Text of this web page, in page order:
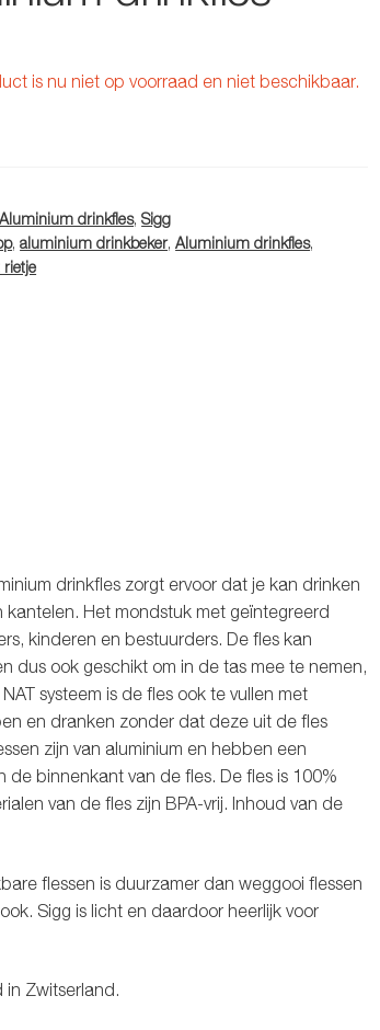
is nu niet op voorraad en niet beschikbaar.
Aluminium drinkfles,Sigg
,aluminium drinkbeker,Aluminium drinkfles,
rietje
drinkfles zorgt ervoor dat je kan drinken
kantelen. Het mondstuk met geïntegreerd
kinderen en bestuurders. De fles kan
dus ook geschikt om in de tas mee te nemen,
systeem is de fles ook te vullen met
en dranken zonder dat deze uit de fles
zijn van aluminium en hebben een
de binnenkant van de fles. De fles is 100%
van de fles zijn BPA-vrij. Inhoud van de
flessen is duurzamer dan weggooi flessen
Sigg is licht en daardoor heerlijk voor
in Zwitserland.